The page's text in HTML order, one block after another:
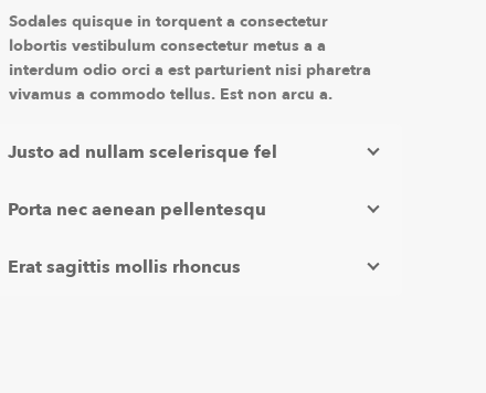
Sodales quisque in torquent a consectetur
lobortis vestibulum consectetur metus a a
interdum odio orci a est parturient nisi pharetra
vivamus a commodo tellus. Est non arcu a.
Justo ad nullam scelerisque fel
Porta nec aenean pellentesqu
Erat sagittis mollis rhoncus